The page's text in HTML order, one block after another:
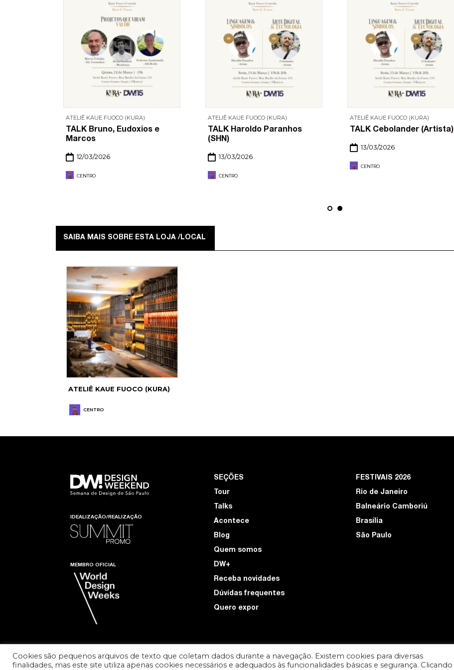
ATELIÊ KAUE FUOCO (KURA)
TALK Bruno, Eudoxios e
Marcos
12/03/2026
CENTRO
ATELIÊ KAUE FUOCO (KURA)
TALK Haroldo Paranhos
(SHN)
13/03/2026
CENTRO
ATELIÊ KAUE FUOCO (KURA)
TALK Cebolander (Artista)
13/03/2026
CENTRO
SAIBA MAIS SOBRE ESTA LOJA /LOCAL
ATELIÊ KAUE FUOCO (KURA)
CENTRO
IDEALIZAÇÃO/REALIZAÇÃO
MEMBRO OFICIAL
SEÇÕES
Tour
Talks
Acontece
Blog
Quem somos
DW+
Receba novidades
Dúvidas frequentes
Quero expor
FESTIVAIS 2026
Rio de Janeiro
Balneário Camboriú
Brasília
São Paulo
TERMOS DE USO E PRIVACIDADE DESIGN POR
Cookies são pequenos arquivos de texto que coletam dados durante a navegação. Existem cookies para diversas
finalidades, mas este site utiliza apenas cookies necessários e adequados às funcionalidades básicas e segurança. Clicando